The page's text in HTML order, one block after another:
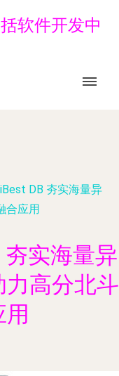
软件开发中
DB 夯实海量异
合应用
实海量异
高分北斗